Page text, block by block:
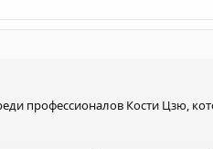
профессионалов Кости Цзю,